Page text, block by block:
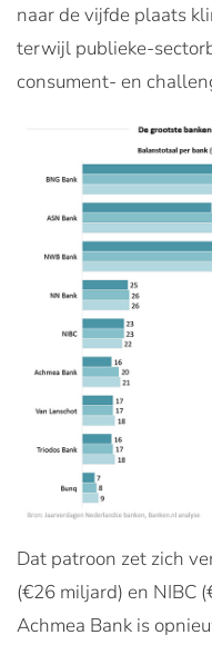
naar de vijfde plaats
terwijl publieke-
consument- en
Dat patroon zet zich
(€26 miljard) en NIBC
Achmea Bank is